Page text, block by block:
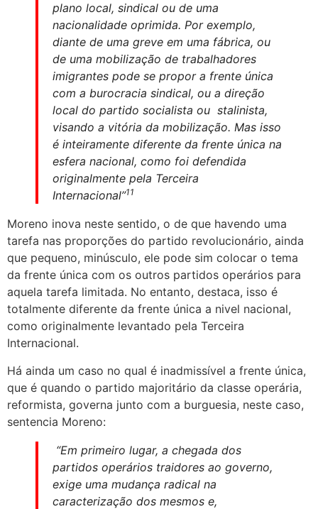
plano local, sindical ou de uma
nacionalidade oprimida. Por exemplo,
diante de uma greve em uma fábrica, ou
de uma mobilização de trabalhadores
imigrantes pode se propor a frente única
com a burocracia sindical, ou a direção
local do partido socialista ou stalinista,
visando a vitória da mobilização. Mas isso
é inteiramente diferente da frente única na
esfera nacional, como foi defendida
originalmente pela Terceira
Internacional”11
Moreno inova neste sentido, o de que havendo uma
tarefa nas proporções do partido revolucionário, ainda
que pequeno, minúsculo, ele pode sim colocar o tema
da frente única com os outros partidos operários para
aquela tarefa limitada. No entanto, destaca, isso é
totalmente diferente da frente única a nivel nacional,
como originalmente levantado pela Terceira
Internacional.
Há ainda um caso no qual é inadmissível a frente única,
que é quando o partido majoritário da classe operária,
reformista, governa junto com a burguesia, neste caso,
sentencia Moreno:
“Em primeiro lugar, a chegada dos
partidos operários traidores ao governo,
exige uma mudança radical na
caracterização dos mesmos e,